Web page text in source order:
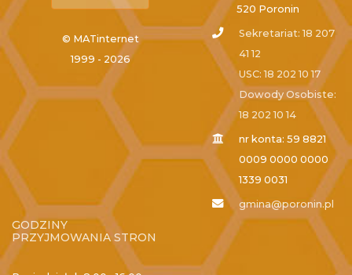
© MATinternet
1999 - 2026
520 Poronin
Sekretariat: 18 207
41 12
USC: 18 202 10 17
Dowody Osobiste:
18 202 10 14
nr konta: 59 8821
0009 0000 0000
1339 0031
gmina@poronin.pl
GODZINY
PRZYJMOWANIA STRON